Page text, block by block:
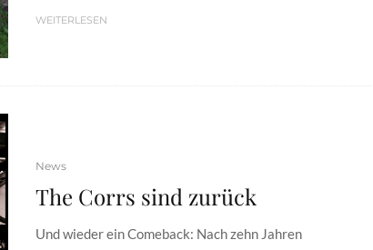
WEITERLESEN
News
The Corrs sind zurück
Und wieder ein Comeback: Nach zehn Jahren